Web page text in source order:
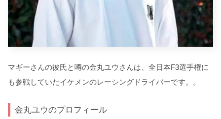
マギーさんの彼氏と噂の金丸ユウさんは、全日本F3選手権に
も参戦していたイケメンのレーシングドライバーです。。
金丸ユウのプロフィール